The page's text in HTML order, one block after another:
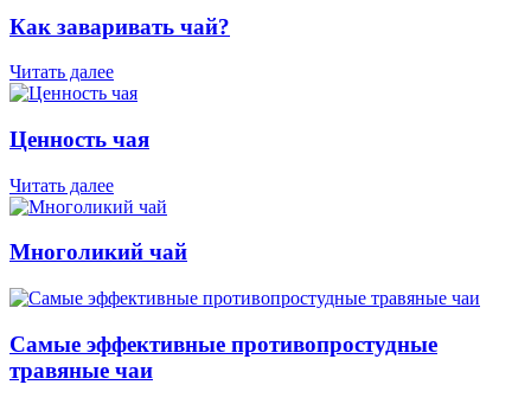
Как заваривать чай?
Читать далее
Ценность чая
Читать далее
Многоликий чай
Самые эффективные противопростудные
травяные чаи